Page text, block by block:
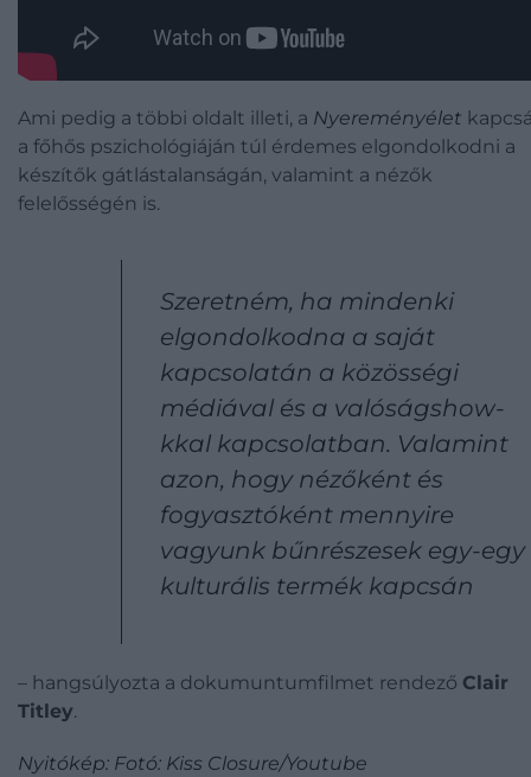
Ami pedig a többi oldalt illeti, a Nyereményélet
a főhős pszichológiáján túl érdemes elgondolkodni a
készítők gátlástalanságán, valamint a nézők
felelősségén is.
Szeretném, ha mindenki
elgondolkodna a saját
kapcsolatán a közösségi
médiával és a valóságshow-
kkal kapcsolatban. Valamint
azon, hogy nézőként és
fogyasztóként mennyire
vagyunk bűnrészesek egy-egy
kulturális termék kapcsán
– hangsúlyozta a dokumuntumfilmet rendező Clair
Titley.
Nyitókép: Fotó: Kiss Closure/Youtube